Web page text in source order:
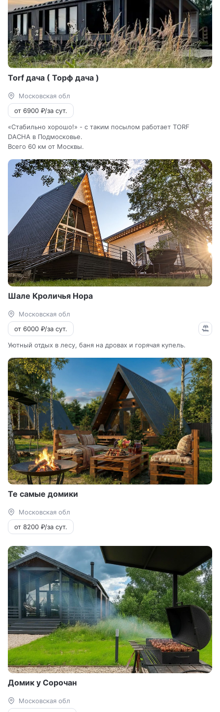
Torf дача ( Торф дача )
Московская обл
от 6900 ₽/за сут.
«Стабильно хорошо!» - с таким посылом работает TORF
DACHA в Подмосковье.
Всего 60 км от Москвы.
Шале Кроличья Нора
Московская обл
от 6000 ₽/за сут.
Уютный отдых в лесу, баня на дровах и горячая купель.
Те самые домики
Московская обл
от 8200 ₽/за сут.
Домик у Сорочан
Московская обл